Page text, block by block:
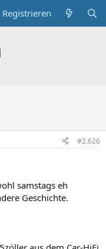
Registrieren
#2.626
samstags eh
Geschichte.